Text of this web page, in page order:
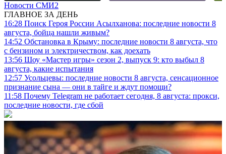
Новости СМИ2
ГЛАВНОЕ ЗА ДЕНЬ
16:28 Поиск Героя России Асылханова: последние новости 8
августа, бойца нашли живым?
14:52 Обстановка в Крыму: последние новости 8 августа, что
с бензином и электричеством, как доехать
13:56 Шоу «Мастер игры» сезон 2, выпуск 9: кто выбыл 8
августа, какие испытания
12:57 Усольцевы: последние новости 8 августа, сенсационное
признание сына — они в тайге и ждут помощи?
11:58 Почему Telegram не работает сегодня, 8 августа: прокси,
последние новости, где сбой